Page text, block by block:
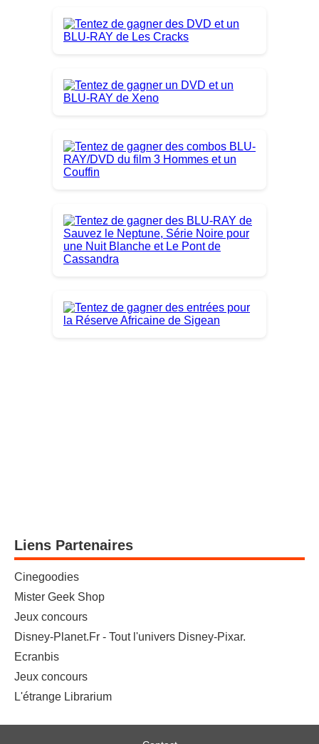
Liens Partenaires
Cinegoodies
Mister Geek Shop
Jeux concours
Disney-Planet.Fr - Tout l'univers Disney-Pixar.
Ecranbis
Jeux concours
L'étrange Librarium